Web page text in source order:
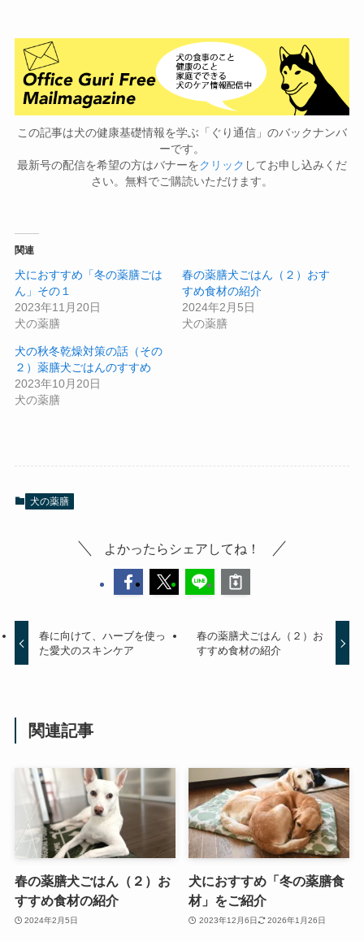
この記事は犬の健康基礎情報を学ぶ「ぐり通信」のバックナンバ
ーです。
最新号の配信を希望の方はバナーをクリック してお申し込みくだ
さい。無料でご購読いただけます。
関連
犬におすすめ「冬の薬膳ごは
ん」その１
2023年11月20日
犬の薬膳
春の薬膳犬ごはん（２）おす
すめ食材の紹介
2024年2月5日
犬の薬膳
犬の秋冬乾燥対策の話（その
２）薬膳犬ごはんのすすめ
2023年10月20日
犬の薬膳
犬の薬膳
よかったらシェアしてね！
春に向けて、ハーブを使っ
た愛犬のスキンケア
春の薬膳犬ごはん（２）お
すすめ食材の紹介
関連記事
春の薬膳犬ごはん（２）お
すすめ食材の紹介
2024年2月5日
犬におすすめ「冬の薬膳食
材」をご紹介
2023年12月6日 2026年1月26日